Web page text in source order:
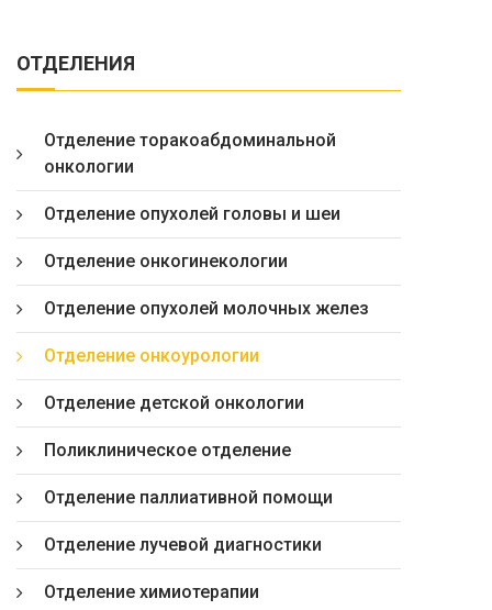
ОТДЕЛЕНИЯ
Отделение торакоабдоминальной
онкологии
Отделение опухолей головы и шеи
Отделение онкогинекологии
Отделение опухолей молочных желез
Отделение онкоурологии
Отделение детской онкологии
Поликлиническое отделение
Отделение паллиативной помощи
Отделение лучевой диагностики
Отделение химиотерапии